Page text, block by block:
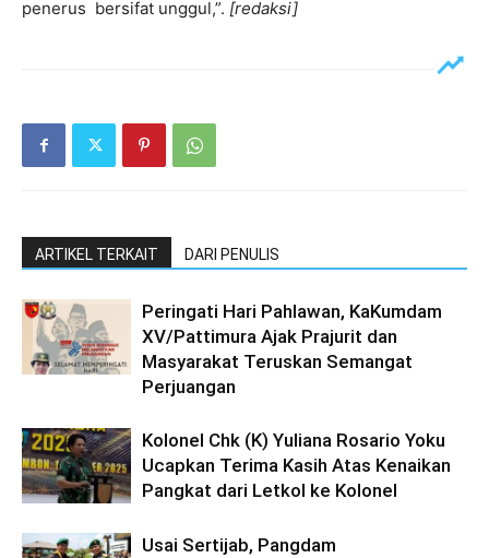
penerus bersifat unggul,”. [redaksi]
ARTIKEL TERKAIT DARI PENULIS
Peringati Hari Pahlawan, KaKumdam
XV/Pattimura Ajak Prajurit dan
Masyarakat Teruskan Semangat
Perjuangan
Kolonel Chk (K) Yuliana Rosario Yoku
Ucapkan Terima Kasih Atas Kenaikan
Pangkat dari Letkol ke Kolonel
Usai Sertijab, Pangdam